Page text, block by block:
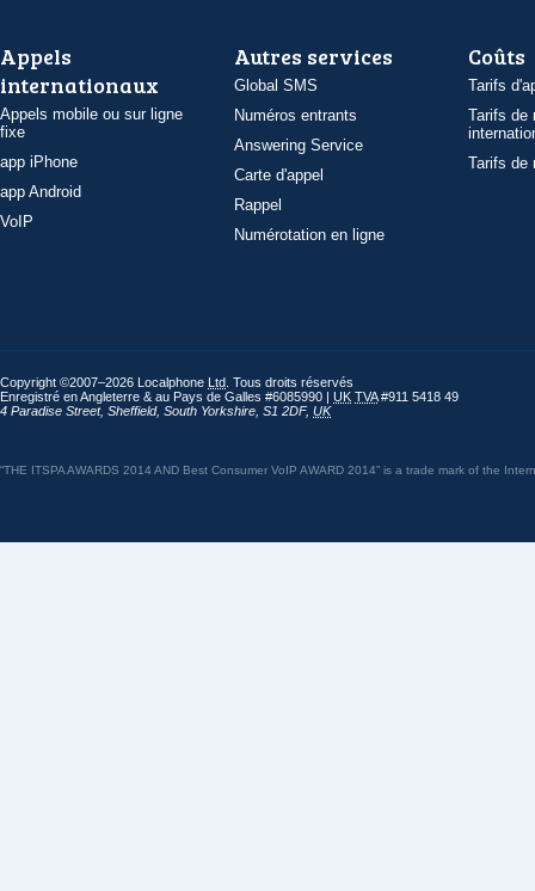
Appels
internationaux
Appels mobile ou sur ligne
fixe
app iPhone
app Android
VoIP
Autres services
Global SMS
Numéros entrants
Answering Service
Carte d'appel
Rappel
Numérotation en ligne
Coûts
Tarifs
Tarifs de
Tarifs de
Copyright ©2007–2026 Localphone Ltd . Tous droits réservés
Enregistré en Angleterre & au Pays de Galles #6085990 | UK TVA#911 5418 49
4 Paradise Street, Sheffield, South Yorkshire S1 2DF, UK
“THE ITSPA AWARDS 2014 AND Best Consumer VoIP AWARD 2014” is a trade mark of the